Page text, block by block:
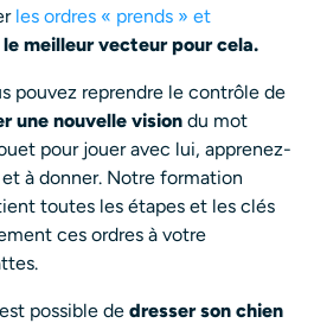
les ordres « prends » et
meilleur vecteur pour cela.
pouvez reprendre le contrôle de
une nouvelle vision du mot
pour jouer avec lui, apprenez-
à donner. Notre formation
toutes les étapes et les clés
ces ordres à votre
possible de dresser son chien